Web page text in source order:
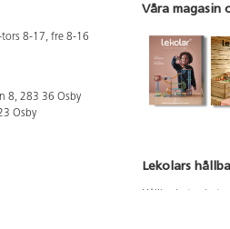
8-17, fre 8-16
8, 283 36 Osby
Osby
Våra magasin
Lekolars